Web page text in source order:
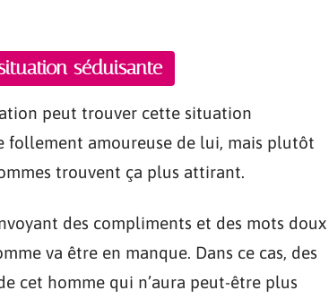
séduisante
peut trouver cette situation
follement amoureuse de lui, mais plutôt
trouvent ça plus attirant.
des compliments et des mots doux
va être en manque. Dans ce cas, des
cet homme qui n’aura peut-être plus